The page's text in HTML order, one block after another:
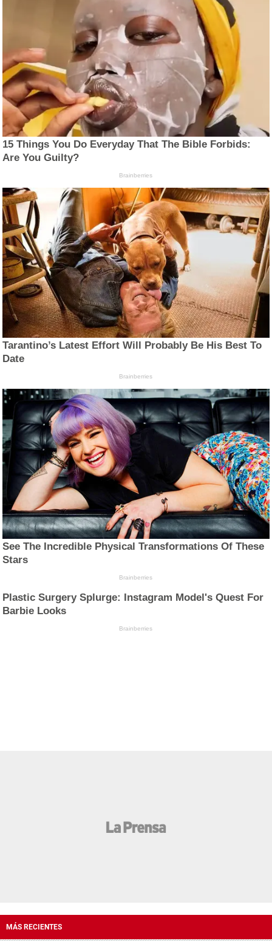
15 Things You Do Everyday That The Bible Forbids:
Are You Guilty?
Brainberries
Tarantino’s Latest Effort Will Probably Be His Best To
Date
Brainberries
See The Incredible Physical Transformations Of These
Stars
Brainberries
Plastic Surgery Splurge: Instagram Model's Quest For
Barbie Looks
Brainberries
MÁS RECIENTES